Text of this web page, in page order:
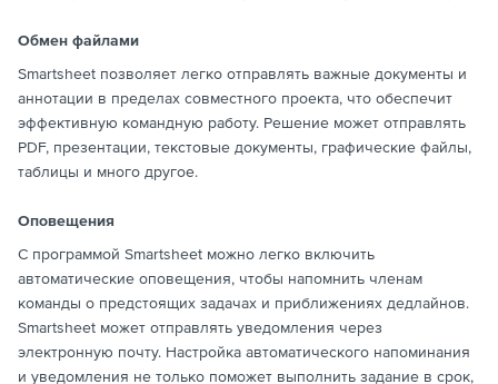
Обмен файлами
Smartsheet позволяет легко отправлять важные документы и
аннотации в пределах совместного проекта, что обеспечит
эффективную командную работу. Решение может отправлять
PDF, презентации, текстовые документы, графические файлы,
таблицы и много другое.
Оповещения
С программой Smartsheet можно легко включить
автоматические оповещения, чтобы напомнить членам
команды о предстоящих задачах и приближениях дедлайнов.
Smartsheet может отправлять уведомления через
электронную почту. Настройка автоматического напоминания
и уведомления не только поможет выполнить задание в срок,